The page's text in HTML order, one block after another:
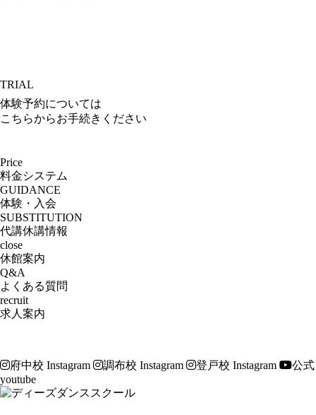
TRIAL
体験予約については
こちらからお手続きください
Price
料金システム
GUIDANCE
体験・入会
SUBSTITUTION
代講休講情報
close
休館案内
Q&A
よくある質問
recruit
求人案内
府中校 Instagram 調布校 Instagram 登戸校 Instagram
公式
youtube